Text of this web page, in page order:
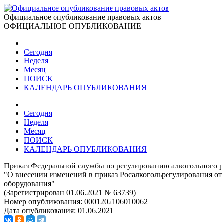
Официальное опубликование правовых актов
ОФИЦИАЛЬНОЕ ОПУБЛИКОВАНИЕ
Сегодня
Неделя
Месяц
ПОИСК
КАЛЕНДАРЬ ОПУБЛИКОВАНИЯ
Сегодня
Неделя
Месяц
ПОИСК
КАЛЕНДАРЬ ОПУБЛИКОВАНИЯ
Приказ Федеральной службы по регулированию
"О внесении изменений в приказ Росалкогольрегулирования
оборудования"
(Зарегистрирован 01.06.2021 № 63739)
Номер опубликования: 0001202106010062
Дата опубликования: 01.06.2021